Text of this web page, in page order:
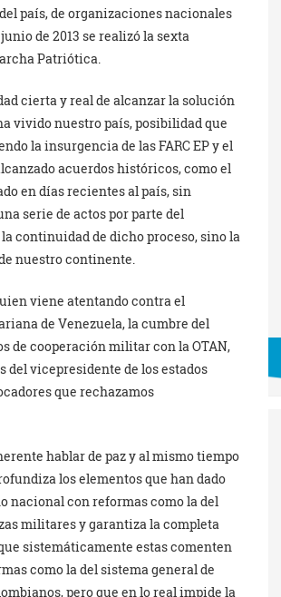
país, de organizaciones nacionales
de 2013 se realizó la sexta
Patriótica.
cierta y real de alcanzar la solución
vivido nuestro país, posibilidad que
la insurgencia de las FARC EP y el
acuerdos históricos, como el
en días recientes al país, sin
serie de actos por parte del
continuidad de dicho proceso, sino la
nuestro continente.
viene atentando contra el
de Venezuela, la cumbre del
de cooperación militar con la OTAN,
del vicepresidente de los estados
que rechazamos
hablar de paz y al mismo tiempo
los elementos que han dado
nacional con reformas como la del
militares y garantiza la completa
sistemáticamente estas comenten
como la del sistema general de
pero que en lo real impide la